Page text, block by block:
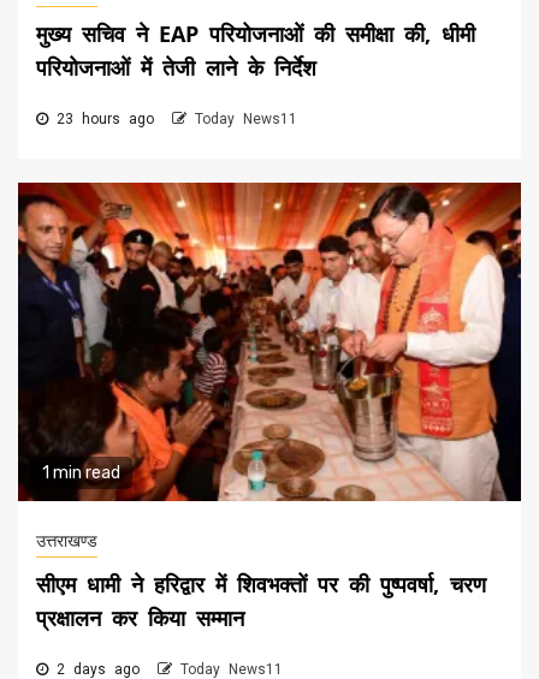
मुख्य सचिव ने EAP परियोजनाओं की समीक्षा की, धीमी
परियोजनाओं में तेजी लाने के निर्देश
23 hours ago Today News11
1 min read
उत्तराखण्ड
सीएम धामी ने हरिद्वार में शिवभक्तों पर की पुष्पवर्षा, चरण
प्रक्षालन कर किया सम्मान
2 days ago Today News11